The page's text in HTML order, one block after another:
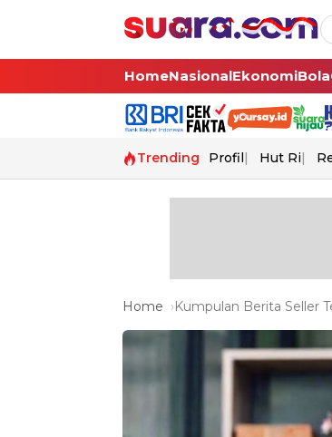
HomeNasionalEkonomiBola
Trending Profil Hut Ri
Home Kumpulan Berita Seller